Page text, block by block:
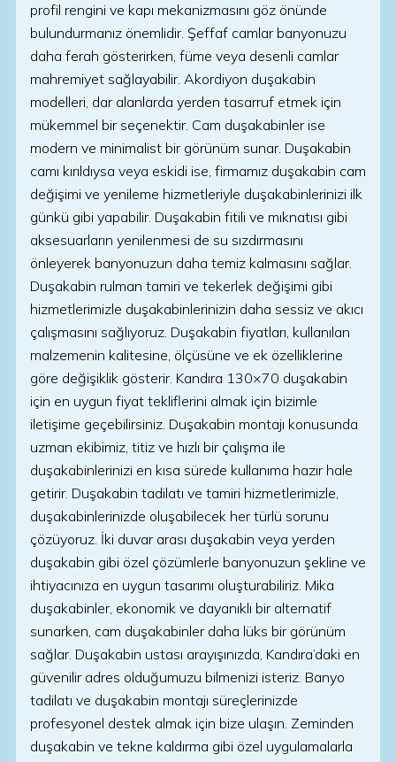
profil rengini ve kapı mekanizmasını göz önünde
bulundurmanız önemlidir. Şeffaf camlar banyonuzu
daha ferah gösterirken, füme veya desenli camlar
mahremiyet sağlayabilir. Akordiyon duşakabin
modelleri, dar alanlarda yerden tasarruf etmek için
mükemmel bir seçenektir. Cam duşakabinler ise
modern ve minimalist bir görünüm sunar. Duşakabin
camı kırıldıysa veya eskidi ise, firmamız duşakabin cam
değişimi ve yenileme hizmetleriyle duşakabinlerinizi ilk
günkü gibi yapabilir. Duşakabin fitili ve mıknatısı gibi
aksesuarların yenilenmesi de su sızdırmasını
önleyerek banyonuzun daha temiz kalmasını sağlar.
Duşakabin rulman tamiri ve tekerlek değişimi gibi
hizmetlerimizle duşakabinlerinizin daha sessiz ve akıcı
çalışmasını sağlıyoruz. Duşakabin fiyatları, kullanılan
malzemenin kalitesine, ölçüsüne ve ek özelliklerine
göre değişiklik gösterir. Kandıra 130×70 duşakabin
için en uygun fiyat tekliflerini almak için bizimle
iletişime geçebilirsiniz. Duşakabin montajı konusunda
uzman ekibimiz, titiz ve hızlı bir çalışma ile
duşakabinlerinizi en kısa sürede kullanıma hazır hale
getirir. Duşakabin tadilatı ve tamiri hizmetlerimizle,
duşakabinlerinizde oluşabilecek her türlü sorunu
çözüyoruz. İki duvar arası duşakabin veya yerden
duşakabin gibi özel çözümlerle banyonuzun şekline ve
ihtiyacınıza en uygun tasarımı oluşturabiliriz. Mika
duşakabinler, ekonomik ve dayanıklı bir alternatif
sunarken, cam duşakabinler daha lüks bir görünüm
sağlar. Duşakabin ustası arayışınızda, Kandıra’daki en
güvenilir adres olduğumuzu bilmenizi isteriz. Banyo
tadilatı ve duşakabin montajı süreçlerinizde
profesyonel destek almak için bize ulaşın. Zeminden
duşakabin ve tekne kaldırma gibi özel uygulamalarla